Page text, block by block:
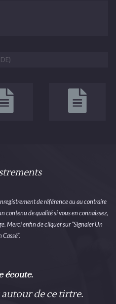
de référence ou au contraire
contenu de qualité si vous en connaissez,
Merci enfin de cliquer sur “Signaler Un
Cassé”.
écoute.
de ce tirtre.